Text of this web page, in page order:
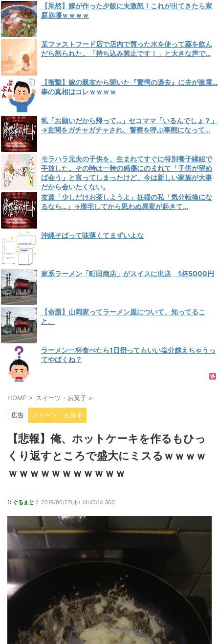
【呆然】嫁が作った夕飯に夫激怒！これが出てきたら家
庭崩壊ｗｗｗｗ
某ファストフード店で店内で買った水を使って薬を飲ん
だら怒られた。「持ち込み禁止です！」と大きな声で…
【衝撃】嫁の親友から聞いた『驚愕の過去』に夫が激震…
事の真相はコレｗｗｗｗ
私「お願いだから帰って…」セコママ「いるんでしょ？」
→玄関をガチャガチャされ、警察を呼ぶ事態になって…
モラハラ元夫の子供を、生まれてすぐに特別養子縁組で
手放した。その時は一時の感傷にのまれて「子供が望め
ば会う」と言ってしまったけど、今は新しい家族が大事
だから会いたくない。
友達「少しだけお茶しようよ」妊婦の私「気分転換にな
るなら…」→帰宅してから思わぬ異変が起きて…
沖縄そばって味薄くてまずいよな
家系ラーメン「町田商店」がスイスに出店 1杯5000円
【命題】山岡家ってラーメン屋について、知ってるこ
と。
ラーメン一杯食べたら1日摂ってもいい塩分越えちゃうっ
てやばくね？
HOME > スイーツ・お菓子 >
広告 スイーツ・お菓子
【悲報】俺、ホットケーキを作るもひっ
くり返すところで盛大にミスるｗｗｗｗ
ｗｗｗｗｗｗｗｗｗｗｗ
1: ぐるまと！ 2019/06/27(木) 14:45:14.360